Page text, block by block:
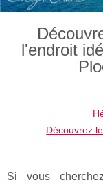
l'endroit
Découvrez
Si vous